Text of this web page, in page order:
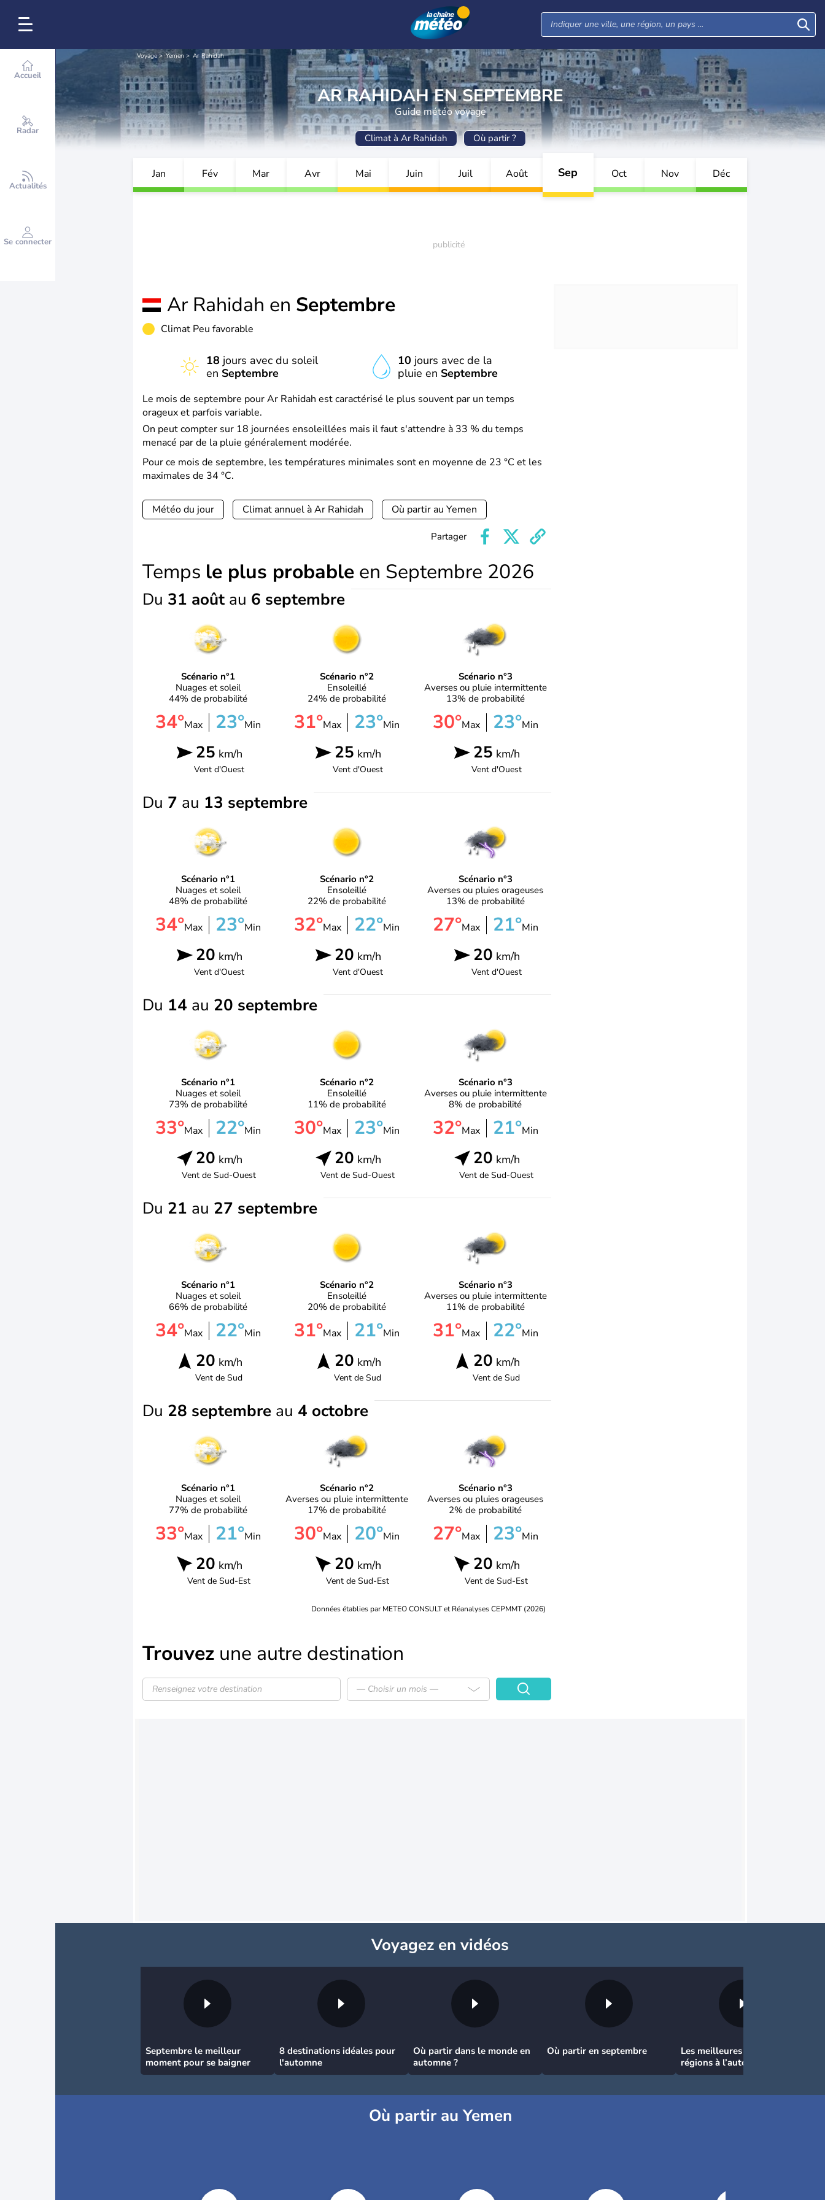
Accueil
Radar
Actualités
Se connecter
Voyage Yemen Ar Rahidah
AR RAHIDAH EN SEPTEMBRE
Guide météo voyage
Climat à Ar Rahidah Où partir ?
Jan Fév Mar Avr Mai Juin Juil Août Sep Oct Nov Déc
Ar Rahidah en Septembre
Climat Peu favorable
18 jours avec du soleil
en Septembre
10 jours avec de la
pluie en Septembre
Le mois de septembre pour Ar Rahidah est caractérisé le plus souvent par un temps
orageux et parfois variable.
On peut compter sur 18 journées ensoleillées mais il faut s'attendre à 33 % du temps
menacé par de la pluie généralement modérée.
Pour ce mois de septembre, les températures minimales sont en moyenne de 23 °C et les
maximales de 34 °C.
Météo du jour Climat annuel à Ar Rahidah Où partir au Yemen
Partager
Temps le plus probable en Septembre 2026
Du 31 août au 6 septembre
Scénario n°1
Nuages et soleil
44% de probabilité
34°Max 23°Min
25 km/h
Vent d'Ouest
Scénario n°2
Ensoleillé
24% de probabilité
31°Max 23°Min
25 km/h
Vent d'Ouest
Scénario n°3
Averses ou pluie intermittente
13% de probabilité
30°Max 23°Min
25 km/h
Vent d'Ouest
Du 7 au 13 septembre
Scénario n°1
Nuages et soleil
48% de probabilité
34°Max 23°Min
20 km/h
Vent d'Ouest
Scénario n°2
Ensoleillé
22% de probabilité
32°Max 22°Min
20 km/h
Vent d'Ouest
Scénario n°3
Averses ou pluies orageuses
13% de probabilité
27°Max 21°Min
20 km/h
Vent d'Ouest
Du 14 au 20 septembre
Scénario n°1
Nuages et soleil
73% de probabilité
33°Max 22°Min
20 km/h
Vent deSud-Ouest
Scénario n°2
Ensoleillé
11% de probabilité
30°Max 23°Min
20 km/h
Vent deSud-Ouest
Scénario n°3
Averses ou pluie intermittente
8% de probabilité
32°Max 21°Min
20 km/h
Vent deSud-Ouest
Du 21 au 27 septembre
Scénario n°1
Nuages et soleil
66% de probabilité
34°Max 22°Min
20 km/h
Vent deSud
Scénario n°2
Ensoleillé
20% de probabilité
31°Max 21°Min
20 km/h
Vent deSud
Scénario n°3
Averses ou pluie intermittente
11% de probabilité
31°Max 22°Min
20 km/h
Vent deSud
Du 28 septembre au 4 octobre
Scénario n°1
Nuages et soleil
77% de probabilité
33°Max 21°Min
20 km/h
Vent deSud-Est
Scénario n°2
Averses ou pluie intermittente
17% de probabilité
30°Max 20°Min
20 km/h
Vent deSud-Est
Scénario n°3
Averses ou pluies orageuses
2% de probabilité
27°Max 23°Min
20 km/h
Vent deSud-Est
Données établies par METEO CONSULT et Réanalyses CEPMMT (2026)
Trouvez une autre destination
— Choisir un mois —
Voyagez en vidéos
Septembre le meilleur
moment pour se baigner
8 destinations idéales pour
l'automne
Où partir dans le monde en
automne ?
Où partir en septembre
Les meilleures et les pires
régions à l’automne
Où partir au Yemen